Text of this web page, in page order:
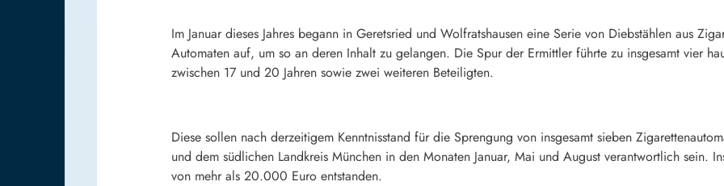
Im Januar dieses Jahres begann in Geretsried und Wolfratshausen eine Serie von Diebstählen aus
Automaten auf, um so an deren Inhalt zu gelangen. Die Spur der Ermittler führte zu insgesamt vier
zwischen 17 und 20 Jahren sowie zwei weiteren Beteiligten.
Diese sollen nach derzeitigem Kenntnisstand für die Sprengung von insgesamt sieben
und dem südlichen Landkreis München in den Monaten Januar, Mai und August verantwortlich sein.
von mehr als 20.000 Euro entstanden.